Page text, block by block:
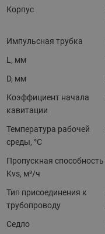
Корпус
Импульсная трубка
L, мм
D, мм
Коэффициент начала
кавитации
Температура рабочей
среды, °С
Пропускная способность
Kvs, м³/ч
Тип присоединения к
трубопроводу
Седло